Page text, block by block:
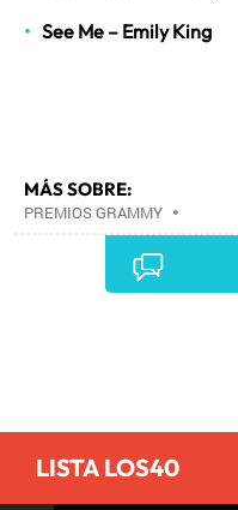
See Me – Emily King
MÁS SOBRE:
PREMIOS GRAMMY •
LISTA LOS40